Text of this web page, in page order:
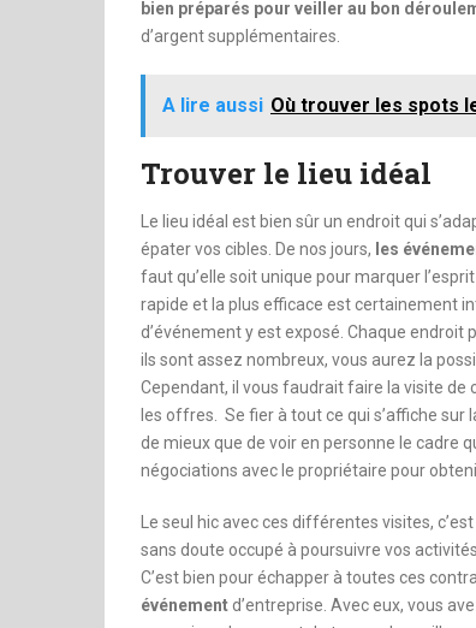
bien préparés pour veiller au bon
d’argent supplémentaires.
A lire aussi Où trouver les spots
Trouver le lieu idéal
Le lieu idéal est bien sûr un endroit qui
épater vos cibles. De nos jours, les
faut qu’elle soit unique pour marquer
rapide et la plus efficace est certainement
d’événement y est exposé. Chaque
ils sont assez nombreux, vous aurez la
Cependant, il vous faudrait faire la visite
les offres. Se fier à tout ce qui s’affiche sur
de mieux que de voir en personne le cadre
négociations avec le propriétaire pour
Le seul hic avec ces différentes visites,
sans doute occupé à poursuivre vos
C’est bien pour échapper à toutes ces
événement d’entreprise. Avec eux, vous